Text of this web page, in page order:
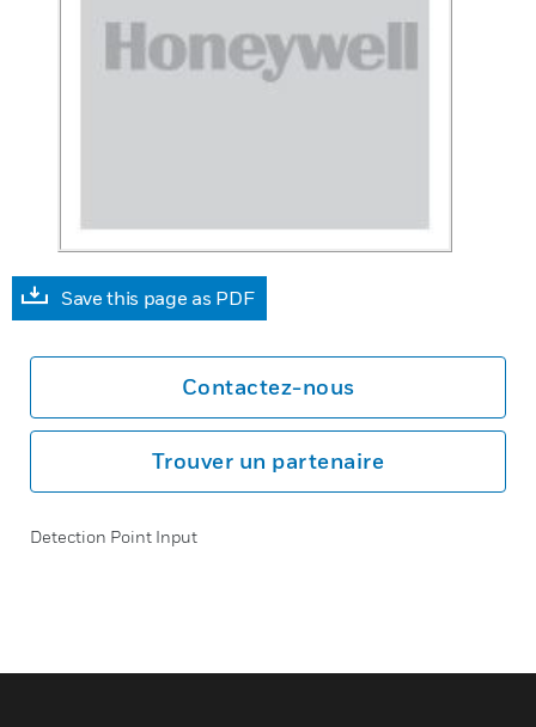
Save this page as PDF
Contactez-nous
Trouver un partenaire
Detection Point Input